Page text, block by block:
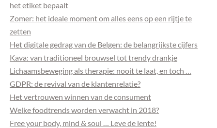
het etiket bepaalt
Zomer: het ideale moment om alles eens op een rijtje te
zetten
Het digitale gedrag van de Belgen: de belangrijkste cijfers
Kava: van traditioneel brouwsel tot trendy drankje
Lichaamsbeweging als therapie: nooit te laat, en toch …
GDPR: de revival van de klantenrelatie?
Het vertrouwen winnen van de consument
Welke foodtrends worden verwacht in 2018?
Free your body, mind & soul … Leve de lente!